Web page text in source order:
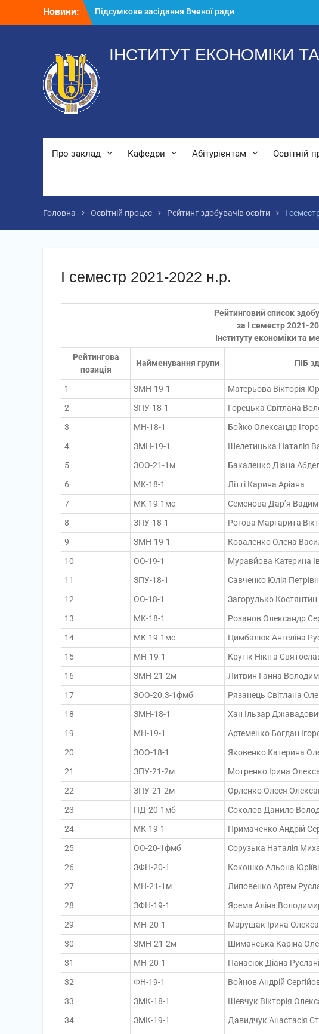
Новини:
Підсумкове засідання Вченої ради
2025-2026 н.р.
Звернення директора ІЕМ
ІНСТИТУТ ЕКОНОМІКИ
Про заклад Кафедри Абітурієнтам Освітній
Головна Освітній процес Рейтинг здобувачів освіти І
І семестр 2021-2022 н.р.
Рейтинговий список
за І семестр 2021-
Інституту економіки та
Рейтингова
позиція
Найменування групи ПІБ
1
ЗМН-19-1 Матерьова Вікторія
2
ЗПУ-18-1 Горецька Світлана
3
МН-18-1 Бойко Олександр
4
ЗМН-19-1 Шелетицька Наталія
5
ЗОО-21-1м Бакаленко Діана
6
МК-18-1 Літті Карина Аріана
7
МК-19-1мс Семенова Дар’я
8
ЗПУ-18-1 Рогова Маргарита
9
ЗМН-19-1 Коваленко Олена
10
ОО-19-1 Муравйова Катерина
11
ЗПУ-18-1 Савченко Юлія
12
ОО-18-1 Загорулько Костянтин
13
МК-18-1 Розанов Олександр
14
МК-19-1мс Цимбалюк Ангеліна
15
МН-19-1 Крутік Нікіта
16
ЗМН-21-2м Литвин Ганна
17
ЗОО-20.3-1фмб Рязанець Світлана
18
ЗМН-18-1 Хан Ільзар
19
МН-19-1 Артеменко Богдан
20
ЗОО-18-1 Яковенко Катерина
21
ЗПУ-21-2м Мотренко Ірина
22
ЗПУ-21-2м Орленко Олеся
23
ПД-20-1мб Соколов Данило
24
МК-19-1 Примаченко Андрій
25
ОО-20-1фмб Сорузька Наталія
26
ЗФН-20-1 Кокошко Альона
27
МН-21-1м Липовенко Артем
28
ЗФН-19-1 Ярема Аліна
29
МН-20-1 Марущак Ірина
30
ЗМН-21-2м Шиманська Каріна
31
МН-20-1 Панасюк Діана
32
ФН-19-1 Войнов Андрій
33
ЗМК-18-1 Шевчук Вікторія
34
ЗМК-19-1 Давидчук Анастасія